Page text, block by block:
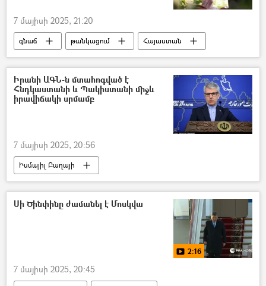
7 մայիսի 2025, 21:20
գնաճ թանկացում
Հայաստան
գյուղատնտեսություն
Արա Մարության
Իրանի ԱԳՆ-ն մտահոգված է
Հնդկաստանի և Պակիստանի միջև
իրավիճակի սրմամբ
7 մայիսի 2025, 20:56
Իսմայիլ Բաղայի
Իրանի Իսլամական Հանրապետություն
Հնդկաստան
Պակիստան
Սի Ծինփինը ժամանել է Մոսկվա
2:16
7 մայիսի 2025, 20:45